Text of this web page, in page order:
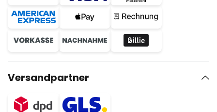
Versandpartner